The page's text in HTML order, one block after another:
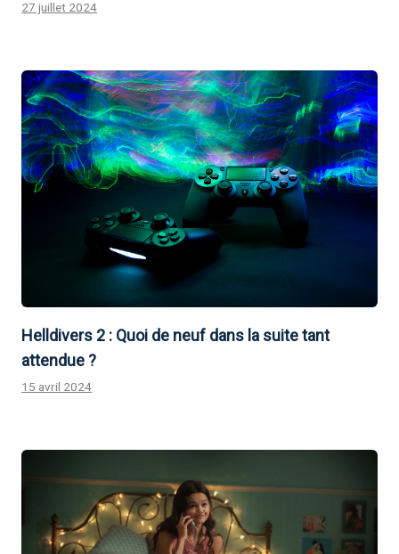
27 juillet 2024
Helldivers 2 : Quoi de neuf dans la suite tant
attendue ?
15 avril 2024